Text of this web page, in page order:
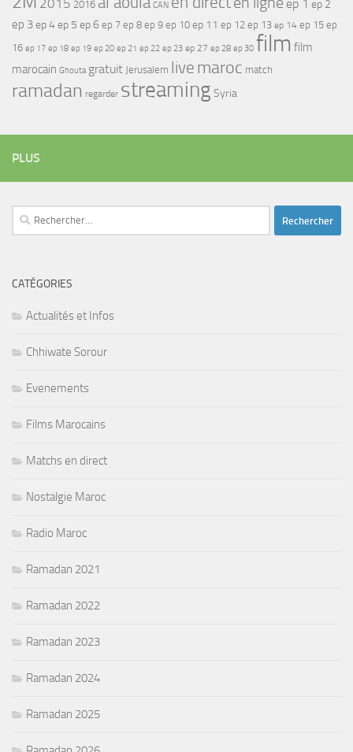
2015 2016 CAN ep 1 ep 2
ep 3ep 4ep 5 ep 6 ep 7 ep 8 ep 9 ep 10 ep 11 ep 12 ep 13 ep 14 ep 15 ep
16 ep 17 ep 18 ep 19 ep 20 ep 21 ep 22 ep 23 ep 27 ep 28 ep 30 film film
marocain Ghouta gratuit Jerusalem live maroc match
ramadan regarder streamingSyria
PLUS
Rechercher :
CATÉGORIES
Actualités et Infos
Chhiwate Sorour
Evenements
Films Marocains
Matchs en direct
Nostalgie Maroc
Radio Maroc
Ramadan 2021
Ramadan 2022
Ramadan 2023
Ramadan 2024
Ramadan 2025